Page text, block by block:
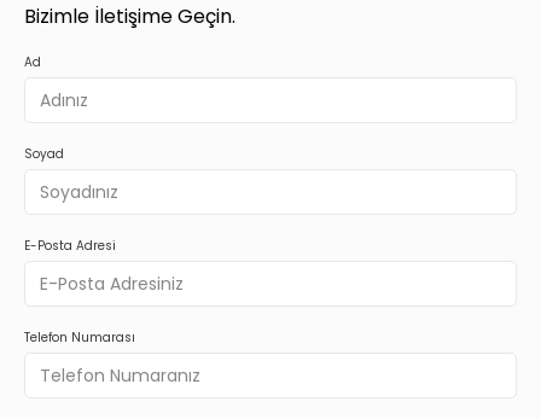
Bizimle İletişime Geçin.
Ad
Soyad
E-Posta Adresi
Telefon Numarası